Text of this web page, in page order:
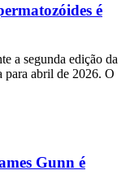
é
a segunda edição da
para abril de 2026. O
Gunn é